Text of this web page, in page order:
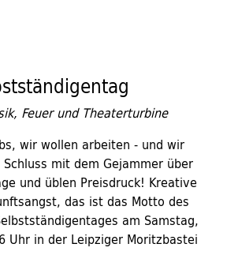
Feuer und Theaterturbine
wir wollen arbeiten - und wir
mit dem Gejammer über
und üblen Preisdruck! Kreative
das ist das Motto des
am Samstag,
Uhr in der Leipziger Moritzbastei